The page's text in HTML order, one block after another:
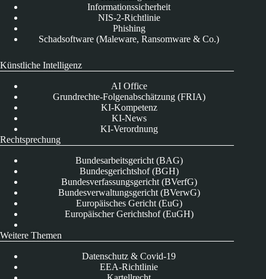
Informationssicherheit
NIS-2-Richtlinie
Phishing
Schadsoftware (Maleware, Ransomware & Co.)
Künstliche Intelligenz
AI Office
Grundrechte-Folgenabschätzung (FRIA)
KI-Kompetenz
KI-News
KI-Verordnung
Rechtsprechung
Bundesarbeitsgericht (BAG)
Bundesgerichtshof (BGH)
Bundesverfassungsgericht (BVerfG)
Bundesverwaltungsgericht (BVerwG)
Europäisches Gericht (EuG)
Europäischer Gerichtshof (EuGH)
Weitere Themen
Datenschutz & Covid-19
EEA-Richtlinie